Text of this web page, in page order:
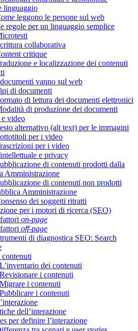
linguaggio
leggono le persone sul web
regole per un linguaggio semplice
collaborativa
critique
e localizzazione dei contenuti
vanno sul web
di documenti
di lettura dei documenti elettronici
di produzione dei documenti
video
alternativo (alt text) per le immagini
per i video
per i video
e privacy
di contenuti prodotti dalla
Amministrazione
di contenuti non prodotti
Amministrazione
dei soggetti ritratti
per i motori di ricerca (SEO)
on-page
off-page
di diagnostica SEO: Search
dei contenuti
i contenuti
i contenuti
i contenuti
dell’interazione
per definire l’interazione